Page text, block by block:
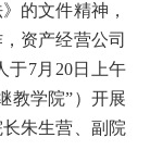
的文件精神，
资产经营公司
于7月20日上午
教学院”）开展
朱生营、副院